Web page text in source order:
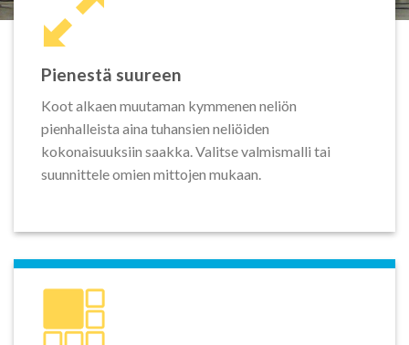
Pienestä suureen
Koot alkaen muutaman kymmenen neliön
pienhalleista aina tuhansien neliöiden
kokonaisuuksiin saakka. Valitse valmismalli tai
suunnittele omien mittojen mukaan.